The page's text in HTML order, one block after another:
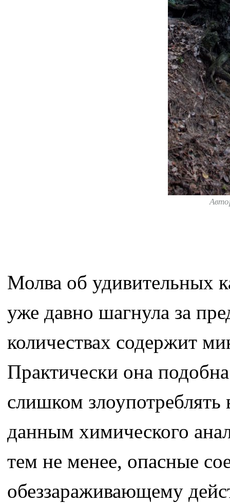
Молва об удивительных
уже давно шагнула за
количествах содержит
Практически она
слишком злоупотреблять
данным химического
тем не менее, опасные
обеззараживающему